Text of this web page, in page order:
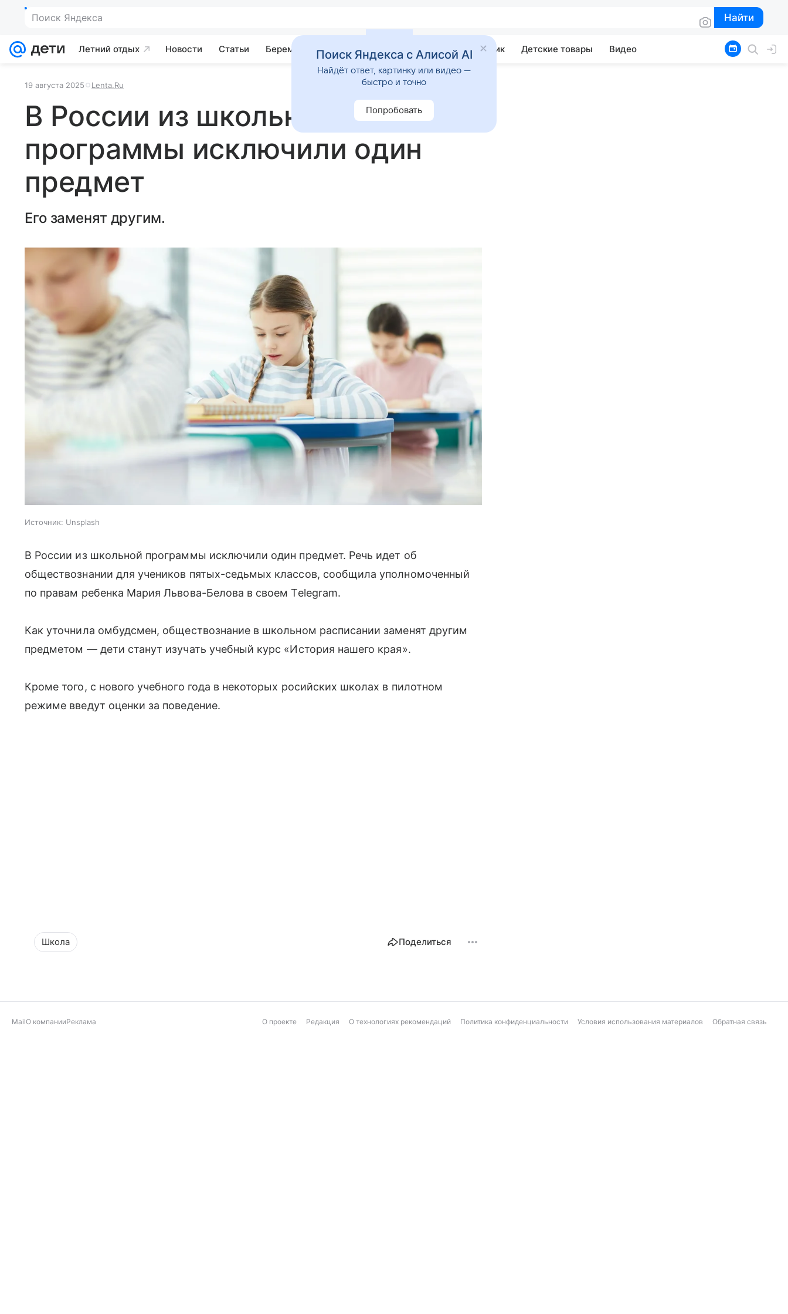
Поиск Яндекса Найти
Найти
Летний отдых Новости Статьи Беременность Развитие Почемучка Учебник Детские товары Видео
19 августа 2025 Lenta.Ru
В России из школьной
программы исключили один
предмет
Его заменят другим.
Источник: Unsplash
В России из школьной программы исключили один предмет. Речь идет об
обществознании для учеников пятых-седьмых классов, сообщила уполномоченный
по правам ребенка Мария Львова-Белова в своем Telegram.
Как уточнила омбудсмен, обществознание в школьном расписании заменят другим
предметом — дети станут изучать учебный курс «История нашего края».
Кроме того, с нового учебного года в некоторых росийских школах в пилотном
режиме введут оценки за поведение.
Школа Поделиться
MailО компанииРеклама О проекте Редакция О технологиях рекомендаций Политика конфиденциальности Условия использования материалов Обратная связь
Поиск Яндекса с Алисой AI
Найдёт ответ, картинку или видео —
быстро и точно
Попробовать